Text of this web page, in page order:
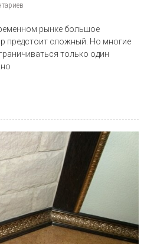
рынке большое
предстоит сложный. Но многие
только один